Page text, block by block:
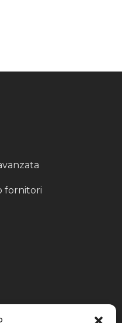
fornitori